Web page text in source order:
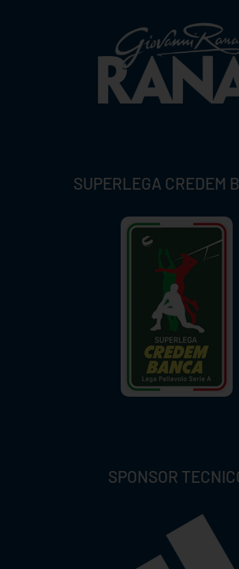
SUPERLEGA CREDEM
SPONSOR